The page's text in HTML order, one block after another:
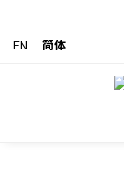
EN
简体